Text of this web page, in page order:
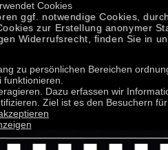
Cookies
ggf. notwendige Cookies,
zur Erstellung anonymer
Widerrufsrecht, finden Sie in
zu persönlichen Bereichen
Dazu erfassen wir
Ziel ist es den Besuchern